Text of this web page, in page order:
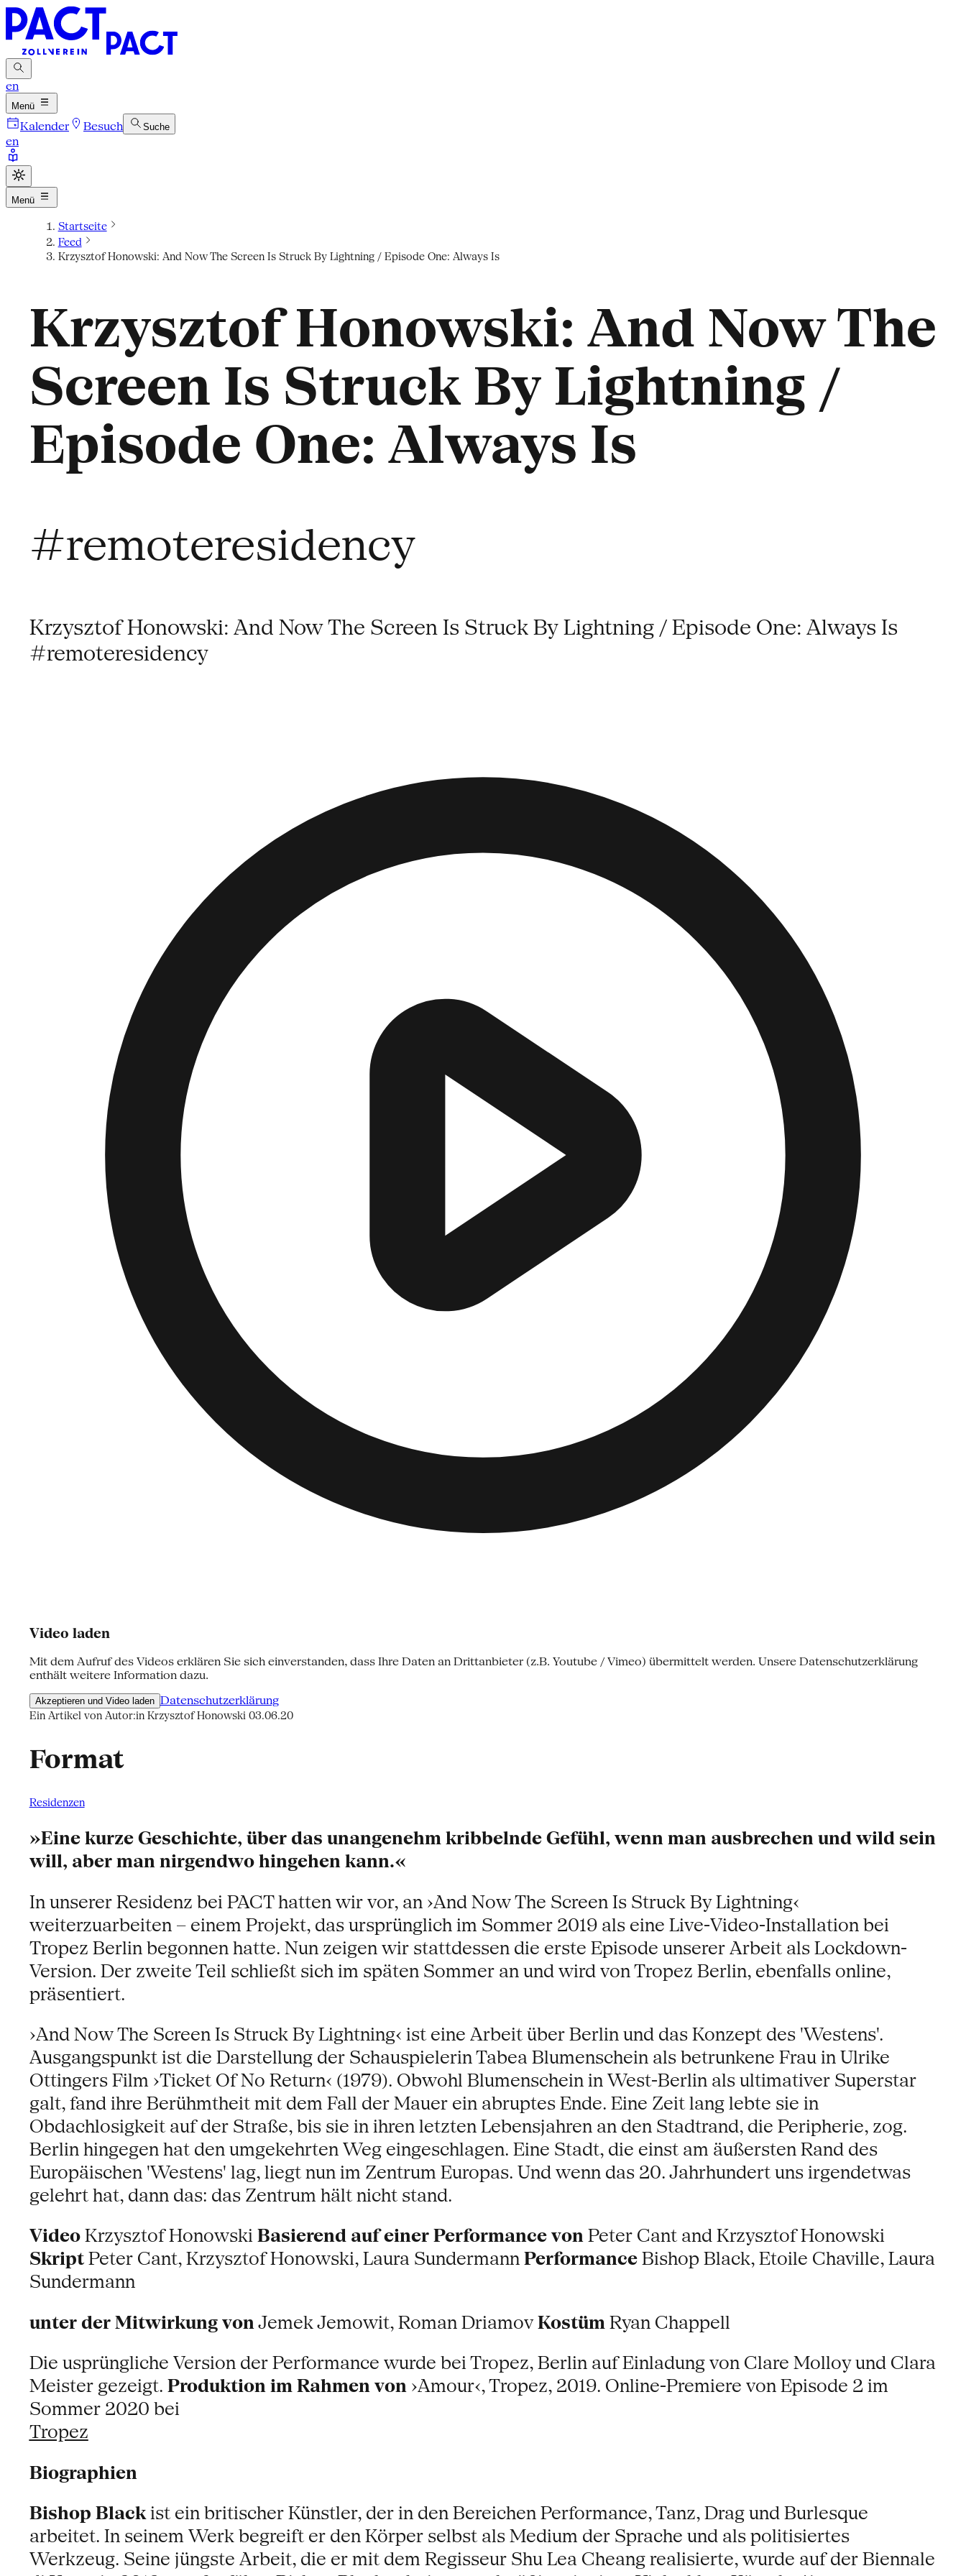
en
Menü
Kalender Besuch Suche
en
Menü
Startseite
Feed
Krzysztof Honowski: And Now The Screen Is Struck By Lightning / Episode One: Always Is
Krzysztof Honowski: And Now The
Screen Is Struck By Lightning /
Episode One: Always Is
#remoteresidency
Krzysztof Honowski: And Now The Screen Is Struck By Lightning / Episode One: Always Is
#remoteresidency
Video laden
Mit dem Aufruf des Videos erklären Sie sich einverstanden, dass Ihre Daten an Drittanbieter (z.B. Youtube / Vimeo) übermittelt werden. Unsere Datenschutzerklärung
enthält weitere Information dazu.
Akzeptieren und Video laden Datenschutzerklärung
Ein Artikel von Autor:in Krzysztof Honowski 03.06.20
Format
Residenzen
»Eine kurze Geschichte, über das unangenehm kribbelnde Gefühl, wenn man ausbrechen und wild sein
will, aber man nirgendwo hingehen kann.«
In unserer Residenz bei PACT hatten wir vor, an ›And Now The Screen Is Struck By Lightning‹
weiterzuarbeiten – einem Projekt, das ursprünglich im Sommer 2019 als eine Live-Video-Installation bei
Tropez Berlin begonnen hatte. Nun zeigen wir stattdessen die erste Episode unserer Arbeit als Lockdown-
Version. Der zweite Teil schließt sich im späten Sommer an und wird von Tropez Berlin, ebenfalls online,
präsentiert.
›And Now The Screen Is Struck By Lightning‹ ist eine Arbeit über Berlin und das Konzept des 'Westens'.
Ausgangspunkt ist die Darstellung der Schauspielerin Tabea Blumenschein als betrunkene Frau in Ulrike
Ottingers Film ›Ticket Of No Return‹ (1979). Obwohl Blumenschein in West-Berlin als ultimativer Superstar
galt, fand ihre Berühmtheit mit dem Fall der Mauer ein abruptes Ende. Eine Zeit lang lebte sie in
Obdachlosigkeit auf der Straße, bis sie in ihren letzten Lebensjahren an den Stadtrand, die Peripherie, zog.
Berlin hingegen hat den umgekehrten Weg eingeschlagen. Eine Stadt, die einst am äußersten Rand des
Europäischen 'Westens' lag, liegt nun im Zentrum Europas. Und wenn das 20. Jahrhundert uns irgendetwas
gelehrt hat, dann das: das Zentrum hält nicht stand.
VideoKrzysztof Honowski Basierend auf einer Performance vonPeter Cant and Krzysztof Honowski
SkriptPeter Cant, Krzysztof Honowski, Laura Sundermann PerformanceBishop Black, Etoile Chaville, Laura
Sundermann
unter der Mitwirkung vonJemek Jemowit, Roman DriamovKostümRyan Chappell
Die usprüngliche Version der Performance wurde bei Tropez, Berlin auf Einladung von Clare Molloy und Clara
Meister gezeigt. Produktion im Rahmen von›Amour‹, Tropez, 2019. Online-Premiere von Episode 2 im
Sommer 2020 bei
Tropez
Biographien
Bishop Blackist ein britischer Künstler, der in den Bereichen Performance, Tanz, Drag und Burlesque
arbeitet. In seinem Werk begreift er den Körper selbst als Medium der Sprache und als politisiertes
Werkzeug. Seine jüngste Arbeit, die er mit dem Regisseur Shu Lea Cheang realisierte, wurde auf der Biennale